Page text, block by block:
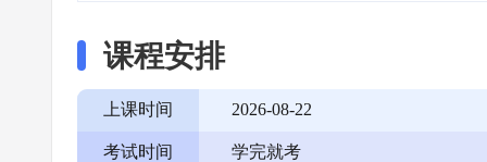
课程安排
上课时间 2026-08-22
考试时间 学完就考